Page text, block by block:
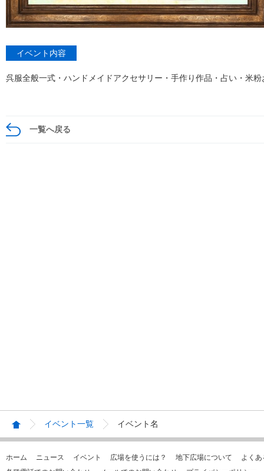
イベント内容
呉服全般一式・ハンドメイドアクセサリー・手作り作品・占い・米
一覧へ戻る
イベント一覧 イベント名
ホーム ニュース イベント 広場を使うには？ 地下広場について
よく